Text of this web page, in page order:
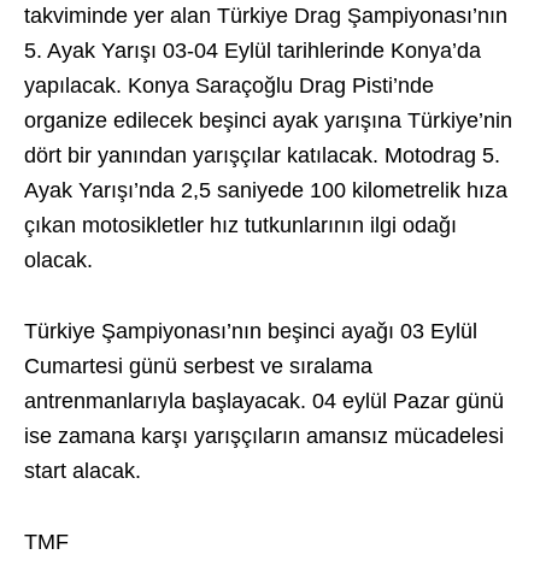
takviminde yer alan Türkiye Drag Şampiyonası’nın
5. Ayak Yarışı 03-04 Eylül tarihlerinde Konya’da
yapılacak. Konya Saraçoğlu Drag Pisti’nde
organize edilecek beşinci ayak yarışına Türkiye’nin
dört bir yanından yarışçılar katılacak. Motodrag 5.
Ayak Yarışı’nda 2,5 saniyede 100 kilometrelik hıza
çıkan motosikletler hız tutkunlarının ilgi odağı
olacak.
Türkiye Şampiyonası’nın beşinci ayağı 03 Eylül
Cumartesi günü serbest ve sıralama
antrenmanlarıyla başlayacak. 04 eylül Pazar günü
ise zamana karşı yarışçıların amansız mücadelesi
start alacak.
TMF